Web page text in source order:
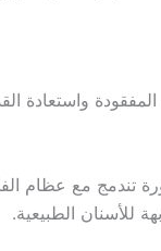
واستعادة
تندمج مع عظام
للأسنان الطبيعية.